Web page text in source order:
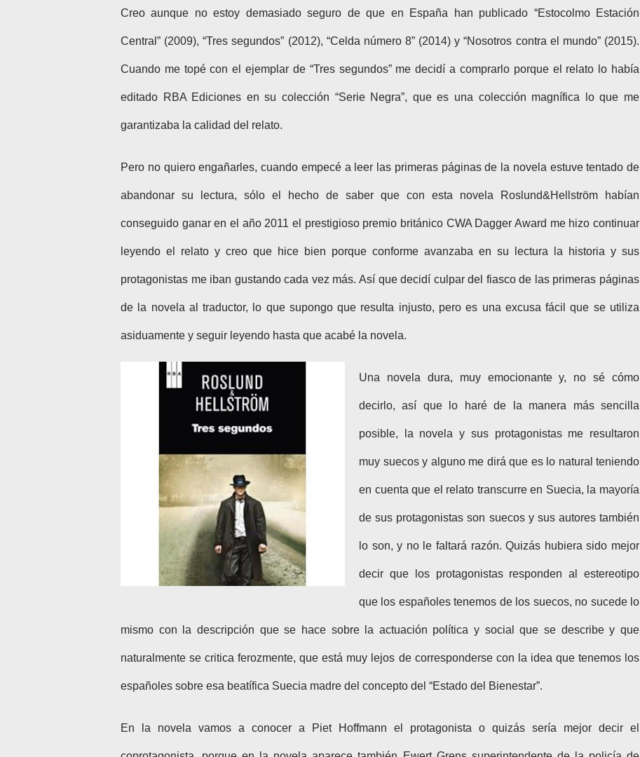
Creo aunque no estoy demasiado seguro de que en España han publicado “Estocolmo Estación
Central” (2009), “Tres segundos” (2012), “Celda número 8” (2014) y “Nosotros contra el mundo” (2015).
Cuando me topé con el ejemplar de “Tres segundos” me decidí a comprarlo porque el relato lo había
editado RBA Ediciones en su colección “Serie Negra”, que es una colección magnífica lo que me
garantizaba la calidad del relato.
Pero no quiero engañarles, cuando empecé a leer las primeras páginas de la novela estuve tentado de
abandonar su lectura, sólo el hecho de saber que con esta novela Roslund&Hellström habían
conseguido ganar en el año 2011 el prestigioso premio británico CWA Dagger Award me hizo continuar
leyendo el relato y creo que hice bien porque conforme avanzaba en su lectura la historia y sus
protagonistas me iban gustando cada vez más. Así que decidí culpar del fiasco de las primeras páginas
de la novela al traductor, lo que supongo que resulta injusto, pero es una excusa fácil que se utiliza
asiduamente y seguir leyendo hasta que acabé la novela.
Una novela dura, muy emocionante y, no sé cómo
decirlo, así que lo haré de la manera más sencilla
posible, la novela y sus protagonistas me resultaron
muy suecos y alguno me dirá que es lo natural teniendo
en cuenta que el relato transcurre en Suecia, la mayoría
de sus protagonistas son suecos y sus autores también
lo son, y no le faltará razón. Quizás hubiera sido mejor
decir que los protagonistas responden al estereotipo
que los españoles tenemos de los suecos, no sucede lo
mismo con la descripción que se hace sobre la actuación política y social que se describe y que
naturalmente se critica ferozmente, que está muy lejos de corresponderse con la idea que tenemos los
españoles sobre esa beatífica Suecia madre del concepto del “Estado del Bienestar”.
En la novela vamos a conocer a Piet Hoffmann el protagonista o quizás sería mejor decir el